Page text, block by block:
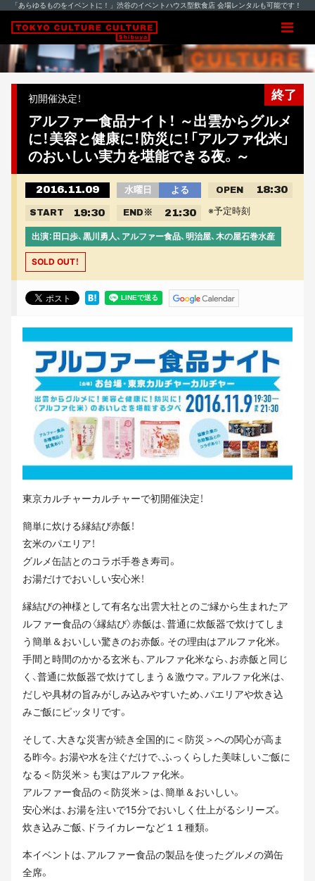
「あらゆるものをイベントに！」渋谷のイベントハウス型飲食店 会場レンタルも可能です！
終了
初開催決定！
アルファー食品ナイト！ ～出雲からグルメ
に！美容と健康に！防災に！「アルファ化米」
のおいしい実力を堪能できる夜。～
2016.11.09 水曜日 よる OPEN 18:30
START 19:30 END ※ 21:30 ※予定時刻
出演：田口歩、黒川勇人、アルファー食品、明治屋、木の屋石巻水産
SOLD OUT！
東京カルチャーカルチャーで初開催決定！
簡単に炊ける縁結び赤飯！
玄米のパエリア！
グルメ缶詰とのコラボ手巻き寿司。
お湯だけでおいしい安心米！
縁結びの神様として有名な出雲大社とのご縁から生まれたア
ルファー食品の〈縁結び〉赤飯は、普通に炊飯器で炊けてしま
う簡単＆おいしい驚きのお赤飯。その理由はアルファ化米。
手間と時間のかかる玄米も、アルファ化米なら、お赤飯と同じ
く、普通に炊飯器で炊けてしまう＆激ウマ。アルファ化米は、
だしや具材の旨みがしみ込みやすいため、パエリアや炊き込
みご飯にピッタリです。
そして、大きな災害が続き全国的に＜防災＞への関心が高ま
る昨今。お湯や水を注ぐだけで、ふっくらした美味しいご飯に
なる＜防災米＞も実はアルファ化米。
アルファー食品の＜防災米＞は、簡単＆おいしい。
安心米は、お湯を注いで15分でおいしく仕上がるシリーズ。
炊き込みご飯、ドライカレーなど１１種類。
本イベントは、アルファー食品の製品を使ったグルメの満缶
全席。